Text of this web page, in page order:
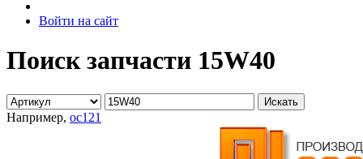
Войти на сайт
Поиск запчасти 15W40
Например, oc121